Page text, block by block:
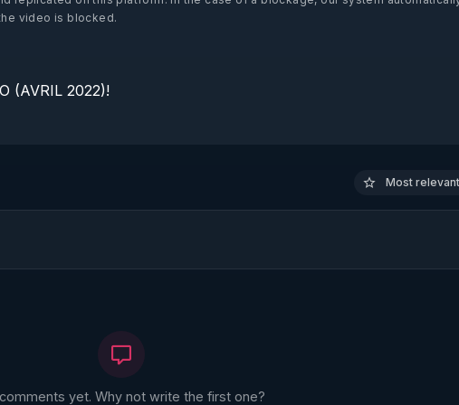
video is blocked.
(AVRIL 2022)!
Most
yet. Why not write the first one?